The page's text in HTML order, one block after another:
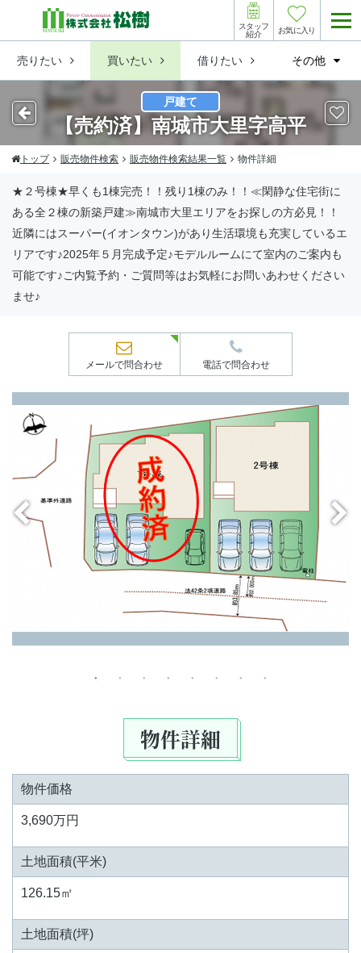
売りたい 買いたい 借りたい その他
スタッフ
紹介
お気に入り
戸建て
【売約済】南城市大里字高平
トップ 販売物件検索 販売物件検索結果一覧 物件詳細
★２号棟★早くも1棟完売！！残り1棟のみ！！≪閑静な住宅街に
ある全２棟の新築戸建≫南城市大里エリアをお探しの方必見！！
近隣にはスーパー(イオンタウン)があり生活環境も充実しているエ
リアです♪2025年５月完成予定♪モデルルームにて室内のご案内も
可能です♪ご内覧予約・ご質問等はお気軽にお問いあわせください
ませ♪
メールで問合わせ 電話で問合わせ
物件詳細
物件価格
3,690万円
土地面積(平米)
126.15㎡
土地面積(坪)